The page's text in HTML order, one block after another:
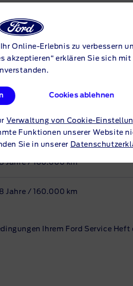
Online-Erlebnis zu verbessern
erklären Sie sich mit
Cookies ablehnen
Verwaltung von Cookie-
Funktionen unserer Website
Sie in unserer
8 Jahre / 160.000 km
8 Jahre / 160.000 km
Jahre / 100.000 km
Jahre / 160.000 km
Jahre / 160.000 km
8 Jahre / 160.000 km
Ihrem Ford Service Heft